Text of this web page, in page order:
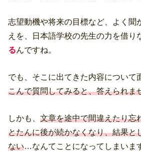
志望動機や将来の目標など、よく聞
えを、日本語学校の先生の力を借り
るんですね。
でも、そこに出てきた内容について
こんで質問してみると、答えられま
しかも、 文章を途中で間違えたり忘
とたんに後が続かなくなり、結果と
ない…なんてことになってしまいま